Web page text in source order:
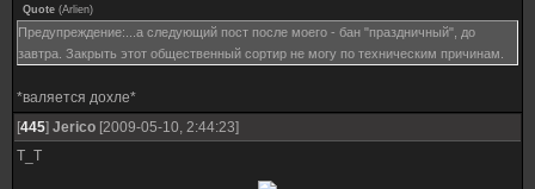
Quote (Arlien)
Предупреждение:...а следующий пост после моего - бан "праздничный", до
завтра. Закрыть этот общественный сортир не могу по техническим причинам.
*валяется дохле*
[445] Jerico [2009-05-10, 2:44:23]
T_T